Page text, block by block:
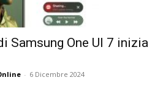
Samsung One UI 7 inizia
- 6 Dicembre 2024